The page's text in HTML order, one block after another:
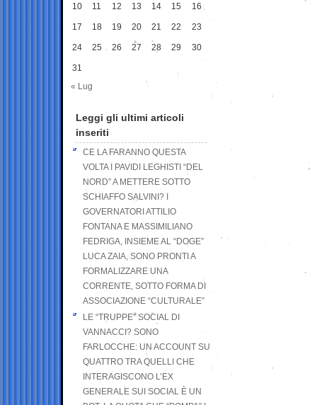
10 11 12 13 14 15 16
17 18 19 20 21 22 23
24 25 26 27 28 29 30
31
« Lug
Leggi gli ultimi articoli
inseriti
CE LA FARANNO QUESTA
VOLTA I PAVIDI LEGHISTI “DEL
NORD” A METTERE SOTTO
SCHIAFFO SALVINI? I
GOVERNATORI ATTILIO
FONTANA E MASSIMILIANO
FEDRIGA, INSIEME AL “DOGE”
LUCA ZAIA, SONO PRONTI A
FORMALIZZARE UNA
CORRENTE, SOTTO FORMA DI
ASSOCIAZIONE “CULTURALE”
LE “TRUPPE” SOCIAL DI
VANNACCI? SONO
FARLOCCHE: UN ACCOUNT SU
QUATTRO TRA QUELLI CHE
INTERAGISCONO L’EX
GENERALE SUI SOCIAL È UN